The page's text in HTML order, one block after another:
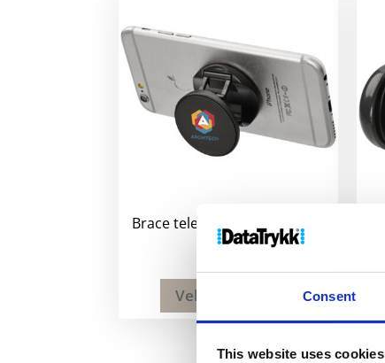
Consent
This website uses cookies
Brace telefonstativ med grep
9kr
Velg alternativ